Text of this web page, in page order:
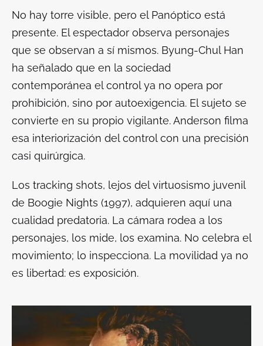
No hay torre visible, pero el Panóptico está
presente. El espectador observa personajes
que se observan a sí mismos. Byung-Chul Han
ha señalado que en la sociedad
contemporánea el control ya no opera por
prohibición, sino por autoexigencia. El sujeto se
convierte en su propio vigilante. Anderson filma
esa interiorización del control con una precisión
casi quirúrgica.
Los tracking shots, lejos del virtuosismo juvenil
de Boogie Nights (1997), adquieren aquí una
cualidad predatoria. La cámara rodea a los
personajes, los mide, los examina. No celebra el
movimiento; lo inspecciona. La movilidad ya no
es libertad: es exposición.